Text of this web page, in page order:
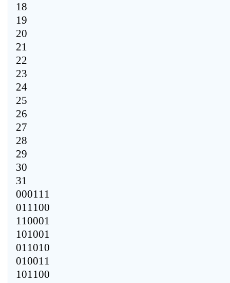
18
19
20
21
22
23
24
25
26
27
28
29
30
31
000111
011100
110001
101001
011010
010011
101100